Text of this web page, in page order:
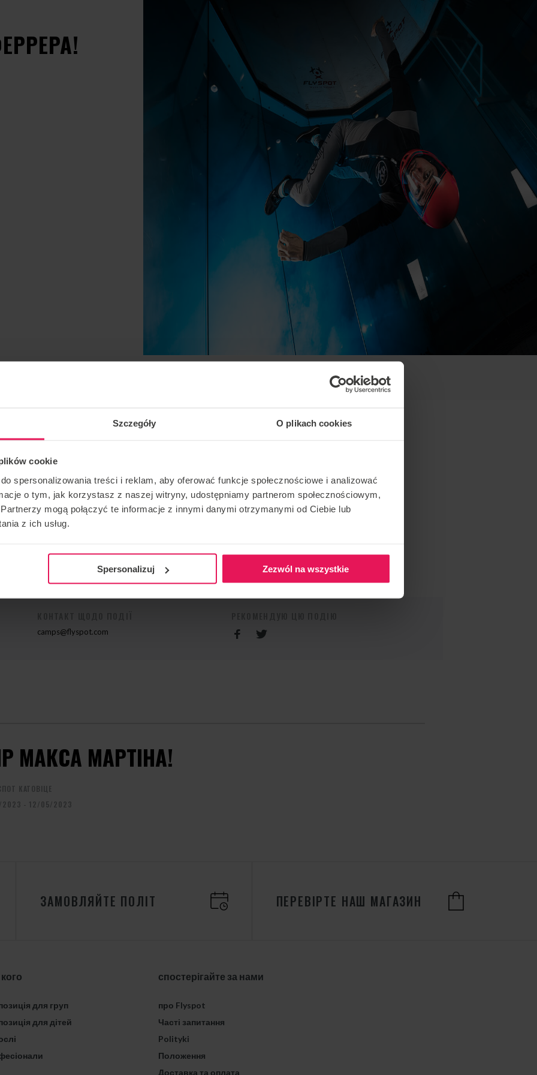
Szczegóły O plikach cookies
cookie
spersonalizowania treści i reklam, aby oferować funkcje społecznościowe i analizować
o tym, jak korzystasz z naszej witryny, udostępniamy partnerom społecznościowym,
mogą połączyć te informacje z innymi danymi otrzymanymi od Ciebie lub
z ich usług.
Spersonalizuj Zezwól na wszystkie
Якщо ви хочете приєднатися до цього
ласка, зв’яжіться з нами за адресою
camps@flyspot.com
МАКСА МАРТІНА!
КАТОВІЦЕ
- 12/05/2023
ЗАМОВЛЯЙТЕ ПОЛІТ ПЕРЕВІРТЕ НАШ МАГАЗИН
для груп
для дітей
спостерігайте за нами
про Flyspot
Часті запитання
Polityki
Положення
Доставка та оплата